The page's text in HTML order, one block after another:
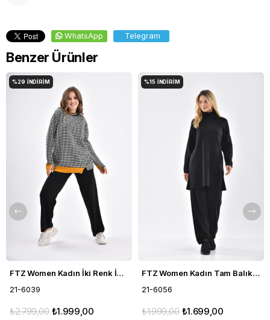
WhatsApp Telegram
Benzer Ürünler
FTZ Women Kadın İki Renk İkili Takım Siyah 21-6039
21-6039
₺1.999,00
₺2.799,00
%29 İNDIRIM
FTZ Women Kadın Tam Balıkçı İkili Takım Siyah 21-6056
21-6056
₺1.699,00
₺1.999,00
%15 İNDIRIM